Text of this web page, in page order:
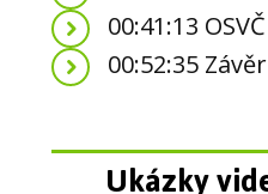
00:41:13
00:52:35 Závěr
Ukázky